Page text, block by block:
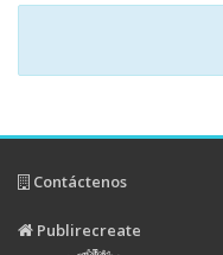
Contáctenos
Publirecreate